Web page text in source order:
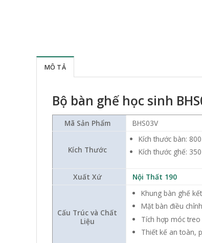
MÔ TẢ
Bộ bàn ghế học sinh
Mã Sản Phẩm BHS03V
Kích Thước
Kích thước bàn:
Kích thước ghế:
Xuất Xứ Nội Thất 190
Cấu Trúc và Chất
Liệu
Khung bàn ghế
Mặt bàn điều
Tích hợp móc
Thiết kế an toàn,